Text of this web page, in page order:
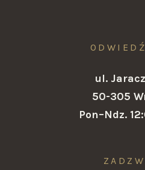
ul.
50-305
Pon–Ndz.